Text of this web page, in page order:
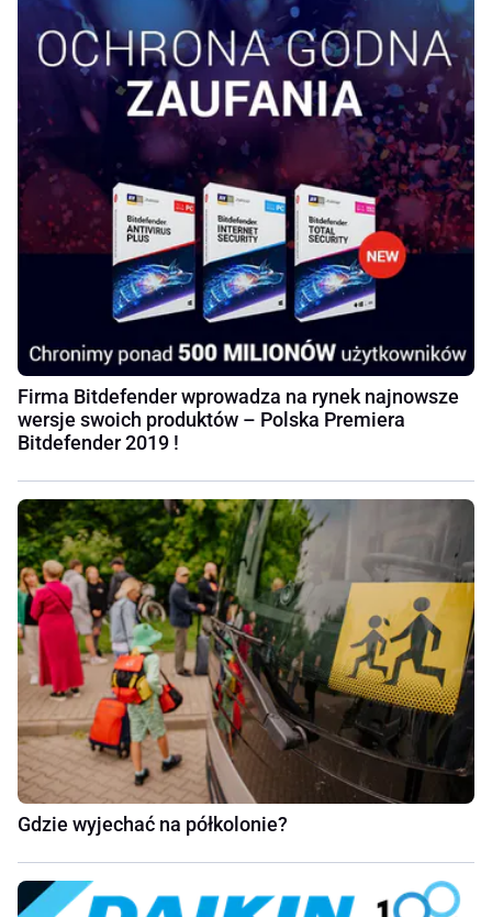
Firma Bitdefender wprowadza na rynek najnowsze
wersje swoich produktów – Polska Premiera
Bitdefender 2019 !
Gdzie wyjechać na półkolonie?